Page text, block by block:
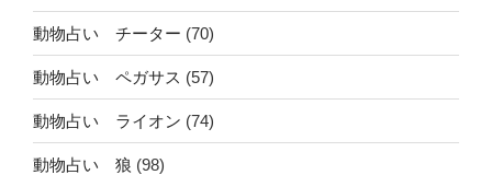
動物占い チーター (70)
動物占い ペガサス (57)
動物占い ライオン (74)
動物占い 狼 (98)